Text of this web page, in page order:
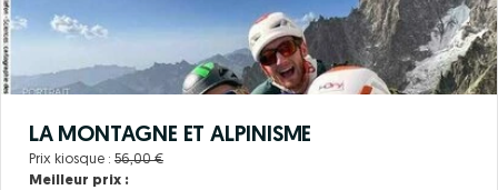
LA MONTAGNE ET ALPINISME
Prix kiosque : 56,00 €
Meilleur prix :